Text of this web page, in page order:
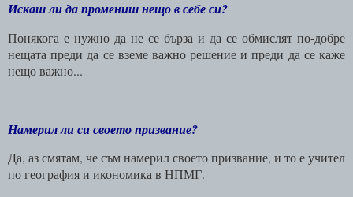
Искаш ли да промениш нещо в себе си?
Понякога е нужно да не се бърза и да се обмислят по-добре
нещата преди да се вземе важно решение и преди да се каже
нещо важно...
Намерил ли си своето призвание?
Да, аз смятам, че съм намерил своето призвание, и то е учител
по география и икономика в НПМГ.